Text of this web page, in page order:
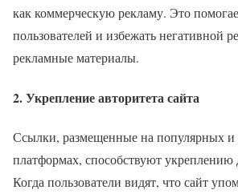
как коммерческую рекламу. Это
пользователей и избежать негативной
рекламные материалы.
2.Укрепление авторитета сайта
Ссылки, размещенные на популярных и
платформах, способствуют укреплению
Когда пользователи видят, что сайт